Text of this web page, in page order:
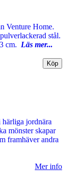
Venture Home.
stål.
cm. Läs mer...
jordnära
mönster skapar
framhäver andra
Mer info